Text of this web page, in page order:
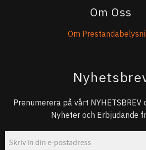
Om Oss
Om
Prenumerera på vårt
Nyheter och Erbjudande